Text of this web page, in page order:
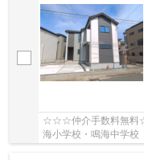
☆☆☆仲介手数料無料
海小学校・鳴海中学校